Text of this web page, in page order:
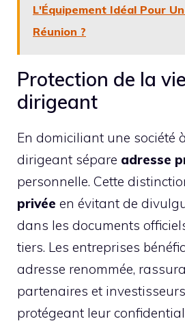
L'Équipement Idéal Pour
Réunion ?
Protection de la
dirigeant
En domiciliant une société
dirigeant sépare adresse
personnelle. Cette
privée en évitant de
dans les documents
tiers. Les entreprises
adresse renommée,
partenaires et
protégeant leur